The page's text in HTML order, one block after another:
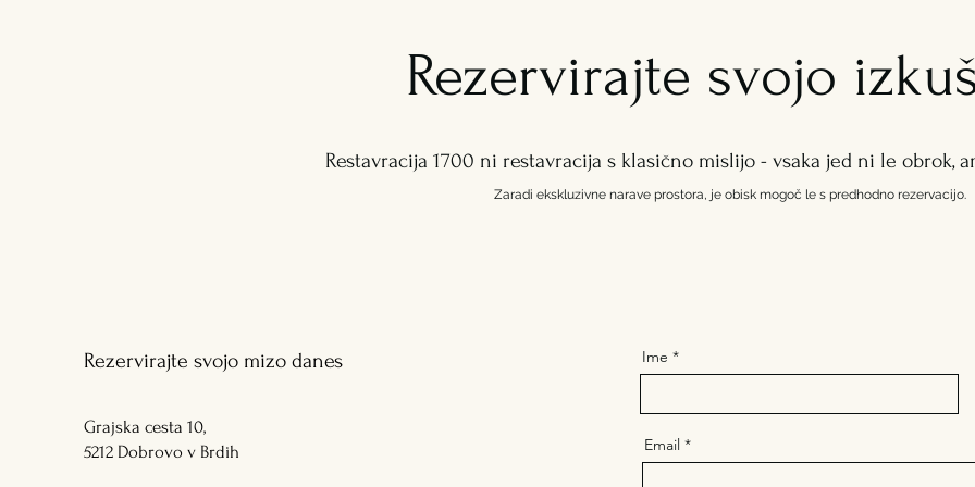
Rezervirajte svojo
Restavracija 1700 ni restavracija s klasično mislijo - vsaka jed ni le obrok,
Zaradi ekskluzivne narave prostora, je obisk mogoč le s predhodno rezervacijo.
Rezervirajte svojo mizo danes
Grajska cesta 10,
5212 Dobrovo v Brdih
Ime
Email